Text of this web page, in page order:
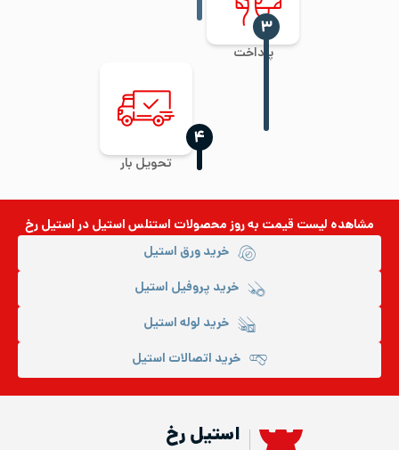
پرداخت
‍۳
تحویل بار
‍۴
مشاهده لیست قیمت به روزمحصولات استنلس استیلدر استیل رخ
خرید ورق استیل
خرید پروفیل استیل
خرید لوله استیل
خرید اتصالات استیل
استیل رخ